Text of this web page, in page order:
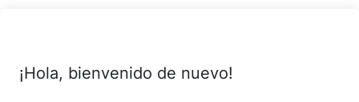
¡Hola, bienvenido de nuevo!